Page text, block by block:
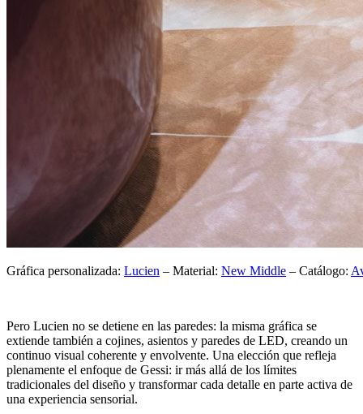
Gráfica personalizada: Lucien – Material: New Middle – Catálogo:
Pero Lucien no se detiene en las paredes: la misma gráfica se
extiende también a cojines, asientos y paredes de LED, creando un
continuo visual coherente y envolvente. Una elección que refleja
plenamente el enfoque de Gessi: ir más allá de los límites
tradicionales del diseño y transformar cada detalle en parte activa de
una experiencia sensorial.